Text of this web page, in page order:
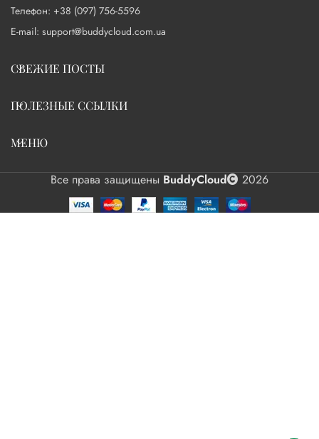
Телефон: +38 (097) 756-5596
E-mail: support@buddycloud.com.ua
СВЕЖИЕ ПОСТЫ
ПОЛЕЗНЫЕ ССЫЛКИ
МЕНЮ
Все права защищены BuddyCloud 2026